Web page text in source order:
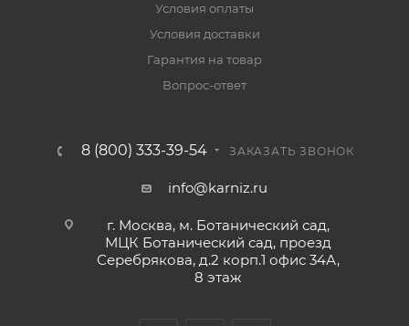
Условия оплаты
Условия доставки
Гарантия на товар
Вопрос-ответ
8 (800) 333-39-54 ЗАКАЗАТЬ ЗВОНОК
info@karniz.ru
г. Москва, м. Ботанический сад,
МЦК Ботанический сад, проезд
Серебрякова, д.2 корп.1 офис 34А,
8 этаж